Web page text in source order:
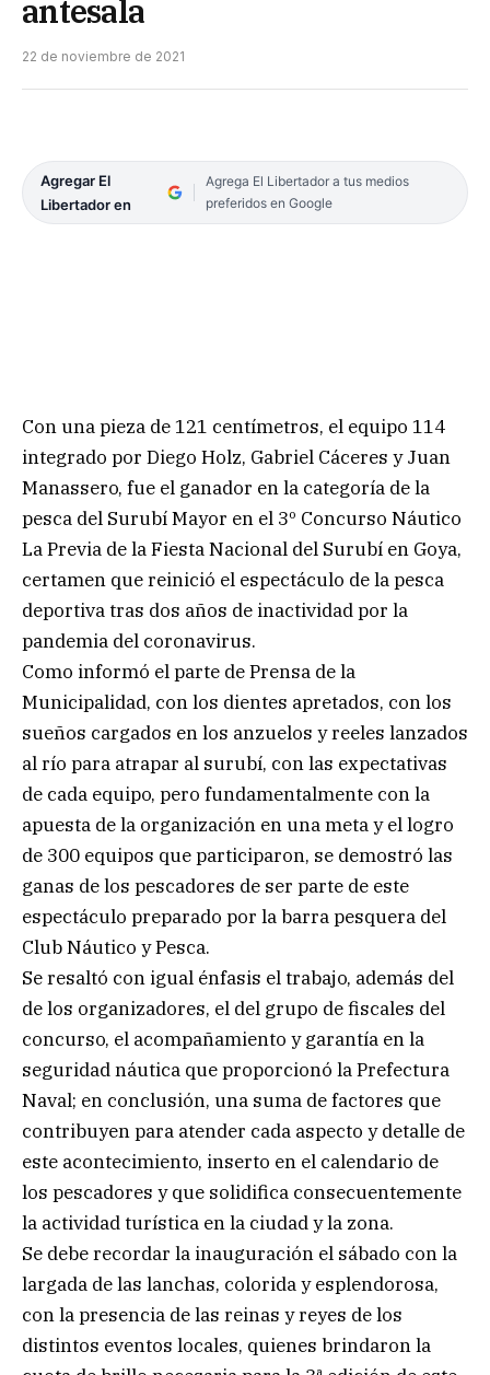
antesala
22 de noviembre de 2021
Agregar El
Libertador en
Agrega El Libertador a tus medios
preferidos en Google
Con una pieza de 121 centímetros, el equipo 114
integrado por Diego Holz, Gabriel Cáceres y Juan
Manassero, fue el ganador en la categoría de la
pesca del Surubí Mayor en el 3º Concurso Náutico
La Previa de la Fiesta Nacional del Surubí en Goya,
certamen que reinició el espectáculo de la pesca
deportiva tras dos años de inactividad por la
pandemia del coronavirus.
Como informó el parte de Prensa de la
Municipalidad, con los dientes apretados, con los
sueños cargados en los anzuelos y reeles lanzados
al río para atrapar al surubí, con las expectativas
de cada equipo, pero fundamentalmente con la
apuesta de la organización en una meta y el logro
de 300 equipos que participaron, se demostró las
ganas de los pescadores de ser parte de este
espectáculo preparado por la barra pesquera del
Club Náutico y Pesca.
Se resaltó con igual énfasis el trabajo, además del
de los organizadores, el del grupo de fiscales del
concurso, el acompañamiento y garantía en la
seguridad náutica que proporcionó la Prefectura
Naval; en conclusión, una suma de factores que
contribuyen para atender cada aspecto y detalle de
este acontecimiento, inserto en el calendario de
los pescadores y que solidifica consecuentemente
la actividad turística en la ciudad y la zona.
Se debe recordar la inauguración el sábado con la
largada de las lanchas, colorida y esplendorosa,
con la presencia de las reinas y reyes de los
distintos eventos locales, quienes brindaron la